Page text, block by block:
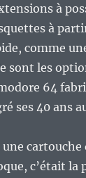
à
à
comme
sont les
64
ses 40 ans
c’était